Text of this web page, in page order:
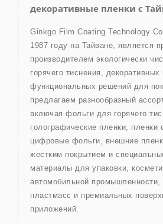
декоративные пленки с
Ginkgo Film Coating Technology
1987 году на Тайване, является
производителем экологически
горячего тиснения, декоративных
функциональных решений для
предлагаем разнообразный
включая фольги для горячего
голографические пленки, пленки
цифровые фольги, внешние
жестким покрытием и
материалы для упаковки,
автомобильной промышленности,
пластмасс и премиальных
приложений.